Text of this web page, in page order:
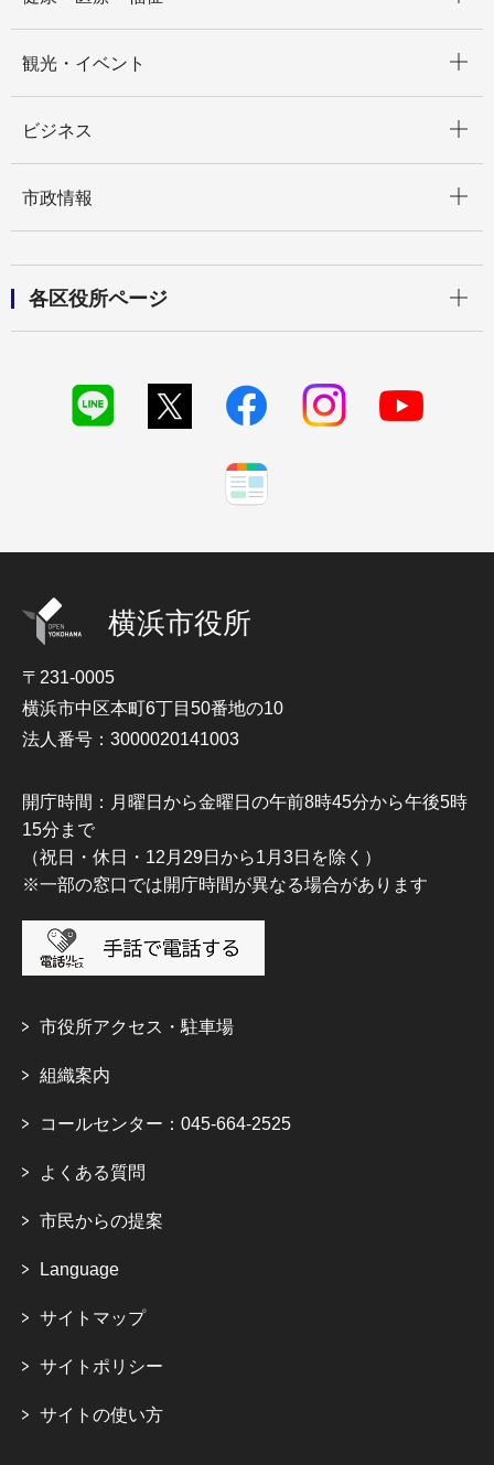
観光・イベント
ビジネス
市政情報
各区役所ページ
横浜市役所
〒231-0005
横浜市中区本町6丁目50番地の10
法人番号：3000020141003
開庁時間：月曜日から金曜日の午前8時45分から午後5時
15分まで
（祝日・休日・12月29日から1月3日を除く）
※一部の窓口では開庁時間が異なる場合があります
市役所アクセス・駐車場
組織案内
コールセンター：045-664-2525
よくある質問
市民からの提案
Language
サイトマップ
サイトポリシー
サイトの使い方